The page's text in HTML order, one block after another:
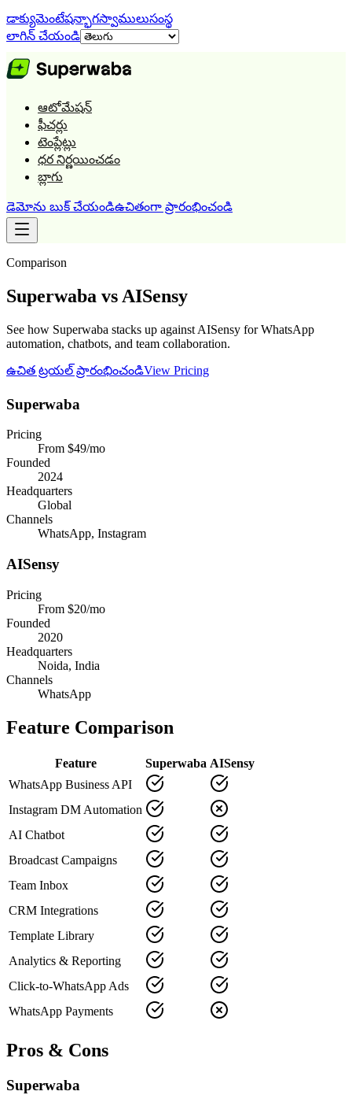
డాక్యుమెంటేషన్భాగస్వాములుసంస్థ
లాగిన్ చేయండి
ఆటోమేషన్
ఫీచర్లు
టెంప్లేట్లు
ధర నిర్ణయించడం
బ్లాగు
డెమోను బుక్ చేయండిఉచితంగా ప్రారంభించండి
Comparison
Superwaba vs AISensy
See how Superwaba stacks up against AISensy for WhatsApp
automation, chatbots, and team collaboration.
ఉచిత ట్రయల్ ప్రారంభించండిView Pricing
Superwaba
Pricing
From $49/mo
Founded
2024
Headquarters
Global
Channels
WhatsApp, Instagram
AISensy
Pricing
From $20/mo
Founded
2020
Headquarters
Noida, India
Channels
WhatsApp
Feature Comparison
Feature Superwaba AISensy
WhatsApp Business API
Instagram DM Automation
AI Chatbot
Broadcast Campaigns
Team Inbox
CRM Integrations
Template Library
Analytics & Reporting
Click-to-WhatsApp Ads
WhatsApp Payments
Pros & Cons
Superwaba